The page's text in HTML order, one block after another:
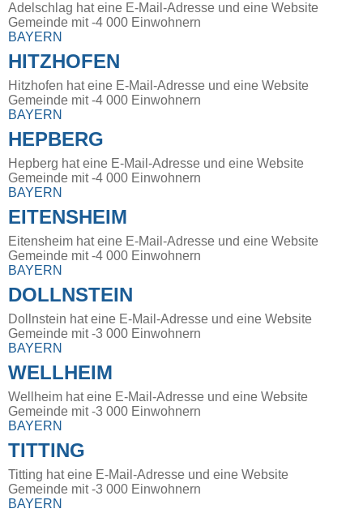
Adelschlag hat eine E-Mail-Adresse und eine Website
Gemeinde mit -4 000 Einwohnern
BAYERN
HITZHOFEN
Hitzhofen hat eine E-Mail-Adresse und eine Website
Gemeinde mit -4 000 Einwohnern
BAYERN
HEPBERG
Hepberg hat eine E-Mail-Adresse und eine Website
Gemeinde mit -4 000 Einwohnern
BAYERN
EITENSHEIM
Eitensheim hat eine E-Mail-Adresse und eine Website
Gemeinde mit -4 000 Einwohnern
BAYERN
DOLLNSTEIN
Dollnstein hat eine E-Mail-Adresse und eine Website
Gemeinde mit -3 000 Einwohnern
BAYERN
WELLHEIM
Wellheim hat eine E-Mail-Adresse und eine Website
Gemeinde mit -3 000 Einwohnern
BAYERN
TITTING
Titting hat eine E-Mail-Adresse und eine Website
Gemeinde mit -3 000 Einwohnern
BAYERN